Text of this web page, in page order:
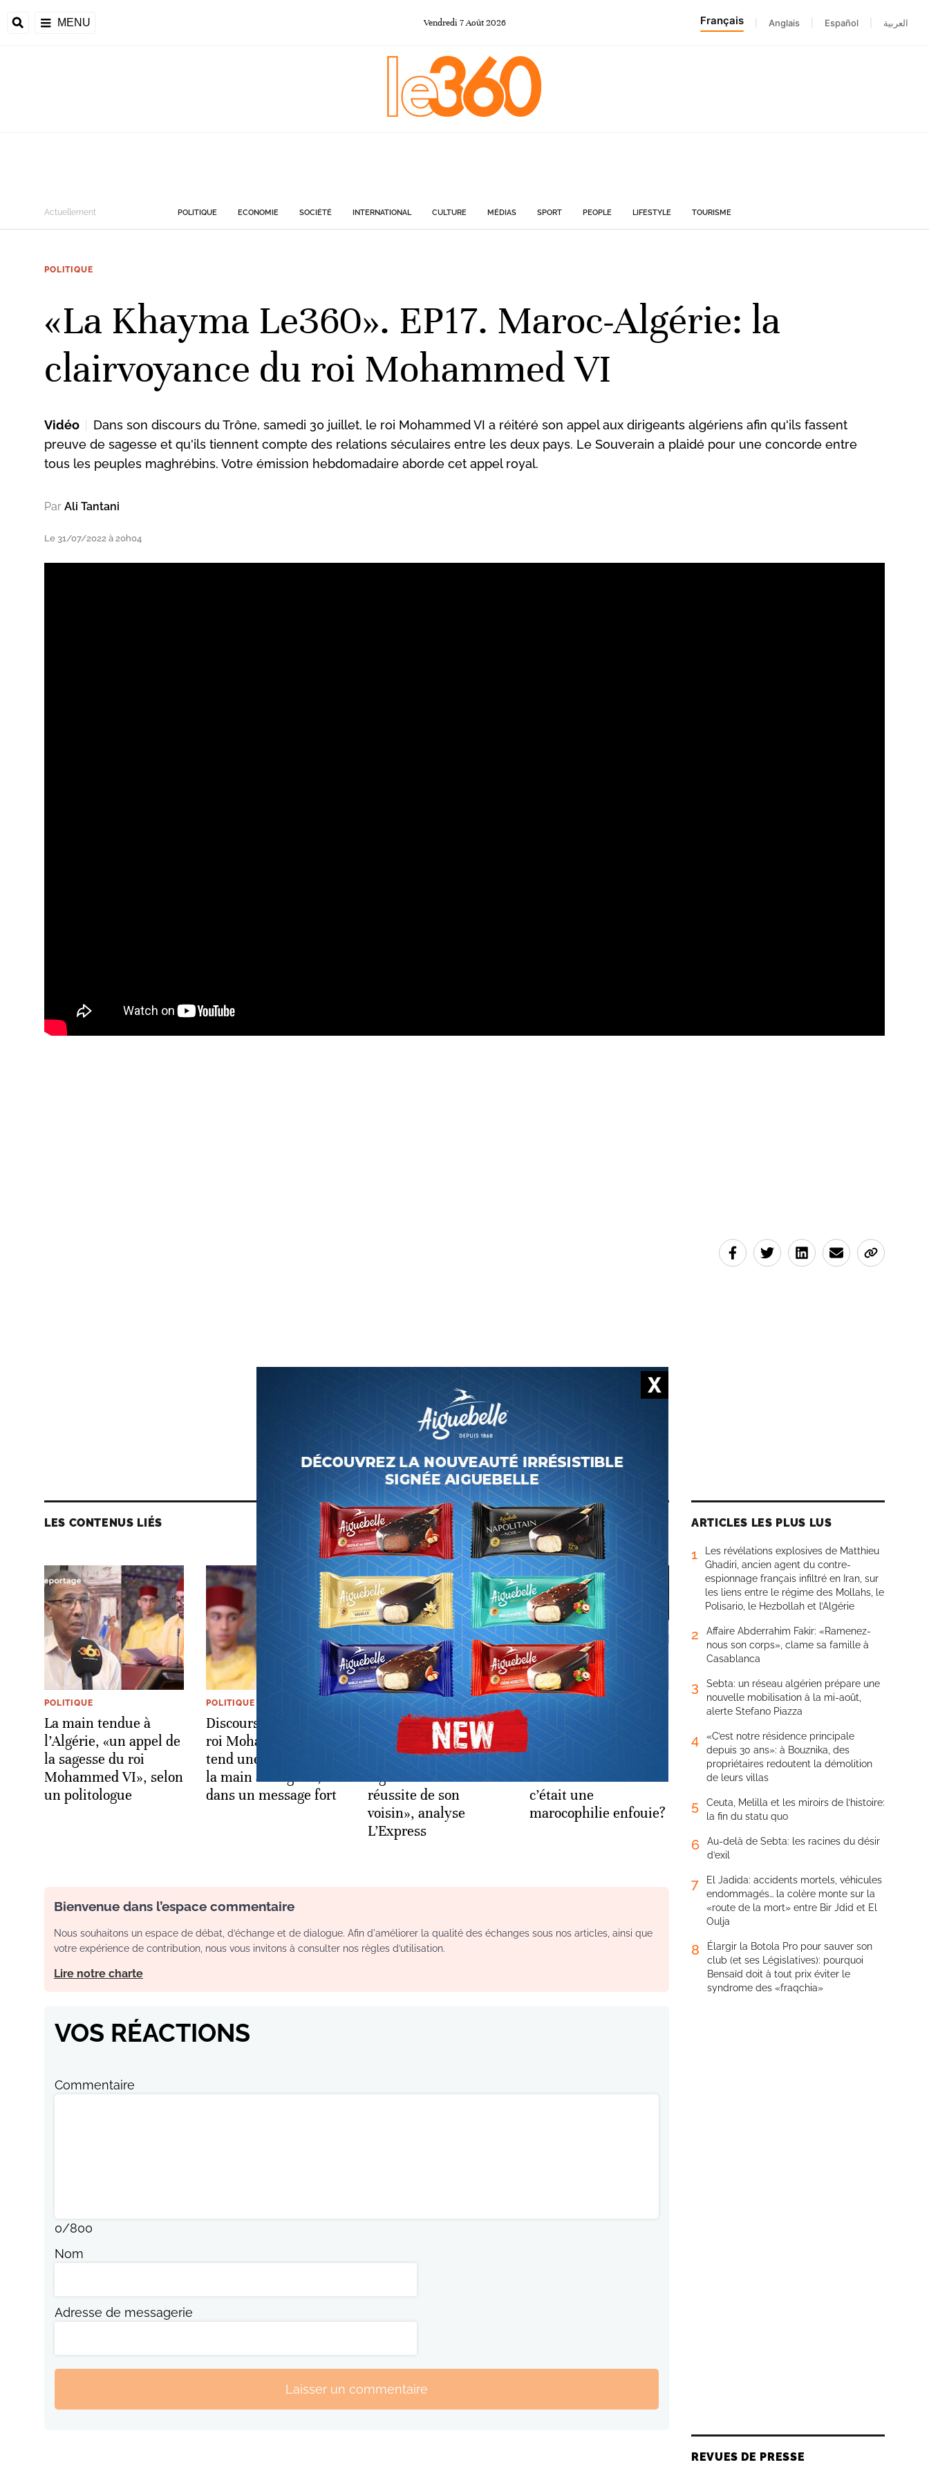
MENU Vendredi 7Août 2026 Français Anglais Español العربية
Actuellement POLITIQUE ECONOMIE SOCIÉTÉ INTERNATIONAL CULTURE MÉDIAS SPORT PEOPLE LIFESTYLE TOURISME
POLITIQUE
«La Khayma Le360». EP17. Maroc-Algérie: la
clairvoyance du roi Mohammed VI
Vidéo
Dans son discours du Trône, samedi 30 juillet, le roi Mohammed VI a réitéré son appel aux dirigeants algériens afin qu'ils fassent
preuve de sagesse et qu'ils tiennent compte des relations séculaires entre les deux pays. Le Souverain a plaidé pour une concorde entre
tous les peuples maghrébins. Votre émission hebdomadaire aborde cet appel royal.
Par Ali Tantani
Le 31/07/2022 à 20h04
LES CONTENUS LIÉS
POLITIQUE
La main tendue à
l’Algérie, «un appel de
la sagesse du roi
Mohammed VI», selon
un politologue
POLITIQUE
Discours du Trône: le
roi Mohammed VI
tend une nouvelle fois
la main à l’Algérie,
dans un message fort
MÉDIAS
Au cœur des tensions
Maroc-Algérie,
«l'amertume
algérienne devant la
réussite de son
voisin», analyse
L’Express
POLITIQUE
«La Khayma Le360».
EP17. En Algérie, la
junte serine le mot
«Makhzen»... Et si
c’était une
marocophilie enfouie?
Bienvenue dans l’espace commentaire
Nous souhaitons un espace de débat, d’échange et de dialogue. Afin d'améliorer la qualité des échanges sous nos articles, ainsi que
votre expérience de contribution, nous vous invitons à consulter nos règles d’utilisation.
Lire notre charte
VOS RÉACTIONS
Commentaire
0/800
Nom
Adresse de messagerie
Laisser un commentaire
ARTICLES LES PLUS LUS
1
Les révélations explosives de Matthieu
Ghadiri, ancien agent du contre-
espionnage français infiltré en Iran, sur
les liens entre le régime des Mollahs, le
Polisario, le Hezbollah et l’Algérie
2
Affaire Abderrahim Fakir: «Ramenez-
nous son corps», clame sa famille à
Casablanca
3
Sebta: un réseau algérien prépare une
nouvelle mobilisation à la mi-août,
alerte Stefano Piazza
4
«C’est notre résidence principale
depuis 30 ans»: à Bouznika, des
propriétaires redoutent la démolition
de leurs villas
5
Ceuta, Melilla et les miroirs de l’histoire:
la fin du statu quo
6
Au-delà de Sebta: les racines du désir
d’exil
7
El Jadida: accidents mortels, véhicules
endommagés… la colère monte sur la
«route de la mort» entre Bir Jdid et El
Oulja
8
Élargir la Botola Pro pour sauver son
club (et ses Législatives): pourquoi
Bensaïd doit à tout prix éviter le
syndrome des «fraqchia»
REVUES DE PRESSE